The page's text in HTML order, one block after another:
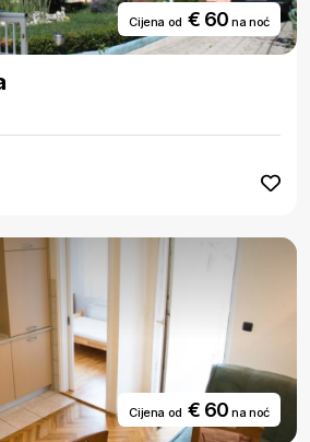
Cijena od € 60na noć
Cijena od € 60na noć